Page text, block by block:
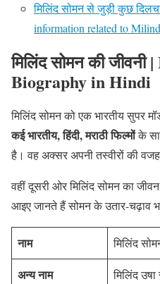
मिलिंद सोमन से जुड़ी कुछ
information related to
मिलिंद सोमन की
Biography in Hindi
मिलिंद सोमन को एक भारतीय सुपर
कई भारतीय, हिंदी, मराठी फिल्मोंके
है। वह अक्सर अपनी तस्वीरों की
वहीं दूसरी ओर मिलिंद सोमन का जीवन
आइए जानते हैं सोमन के उतार-चढ़ाव
नाम मिलिंद
अन्य नाम मिलिंद